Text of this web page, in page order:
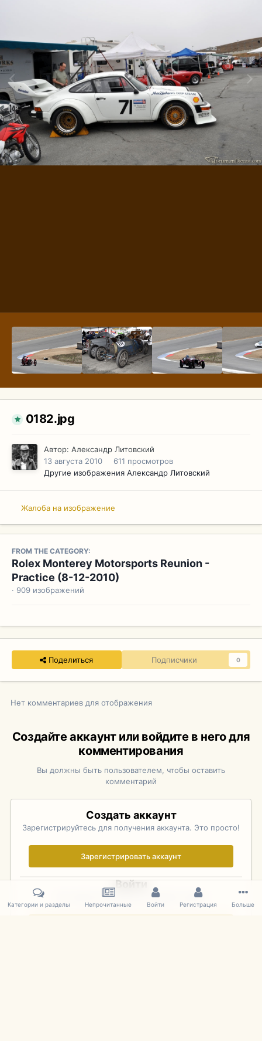
0182.jpg
Автор: Александр Литовский
13 августа 2010
611 просмотров
Другие изображения Александр Литовский
Жалоба на изображение
FROM THE CATEGORY:
Rolex Monterey Motorsports Reunion -
Practice (8-12-2010)
· 909 изображений
Поделиться Подписчики 0
Нет комментариев для отображения
Создайте аккаунт или войдите в него для
комментирования
Вы должны быть пользователем, чтобы оставить
комментарий
Создать аккаунт
Зарегистрируйтесь для получения аккаунта. Это просто!
Зарегистрировать аккаунт
Войти
Уже зарегистрированы? Войдите здесь.
Категории и разделы Непрочитанные Войти Регистрация Больше